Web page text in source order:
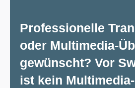
Professionelle
oder Multimedia-
gewünscht? Vor
ist kein